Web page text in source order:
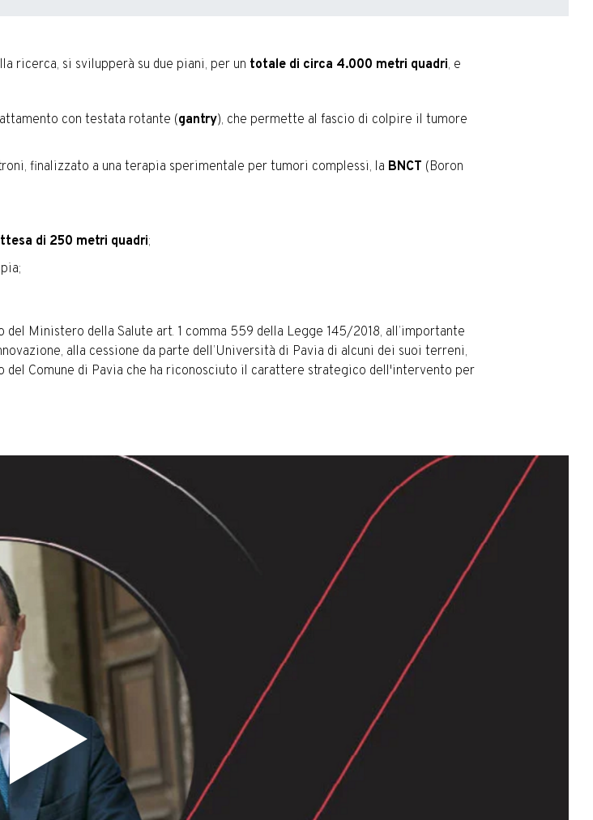
ricerca, si svilupperà su due piani, per un totale di circa 4.000 metri quadri, e
con testata rotante (gantry), che permette al fascio di colpire il tumore
finalizzato a una terapia sperimentale per tumori complessi, la BNCT (Boron
di 250 metri quadri;
Ministero della Salute art. 1 comma 559 della Legge 145/2018, all’importante
alla cessione da parte dell’Università di Pavia di alcuni dei suoi terreni,
del Comune di Pavia che ha riconosciuto il carattere strategico dell'intervento per